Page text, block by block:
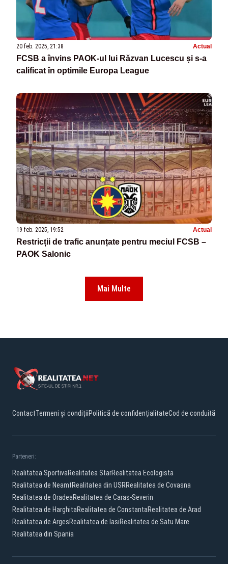
20 feb. 2025, 21:38 Actual
FCSB a învins PAOK-ul lui Răzvan Lucescu și s-a
calificat în optimile Europa League
19 feb. 2025, 19:52 Actual
Restricții de trafic anunțate pentru meciul FCSB –
PAOK Salonic
Mai Multe
ContactTermeni și condițiiPolitică de confidențialitateCod de conduită
Parteneri:
Realitatea SportivaRealitatea StarRealitatea Ecologista
Realitatea de NeamtRealitatea din USRRealitatea de Covasna
Realitatea de OradeaRealitatea de Caras-Severin
Realitatea de HarghitaRealitatea de ConstantaRealitatea de Arad
Realitatea de ArgesRealitatea de IasiRealitatea de Satu Mare
Realitatea din Spania